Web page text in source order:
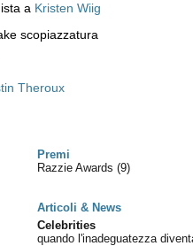
a Kristen Wiig
scopiazzatura
Theroux
Premi
Razzie Awards(9)
Articoli & News
Celebrities
quando l'inadeguatezza